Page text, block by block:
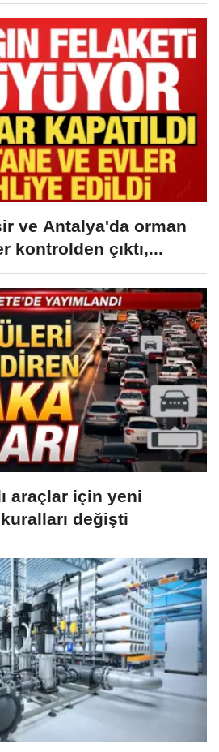
ve Antalya'da orman
kontrolden çıktı,...
araçlar için yeni
değişti